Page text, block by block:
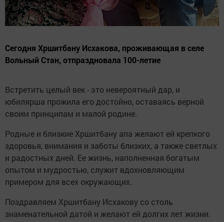
Сегодня Хршитбану Исхакова, проживающая в селе
Вольный Стан, отпраздновала 100-летие
Встретить целый век - это невероятный дар, и
юбилярша прожила его достойно, оставаясь верной
своим принципам и малой родине.
Родные и близкие Хршитбану апа желают ей крепкого
здоровья, внимания и заботы близких, а также светлых
и радостных дней. Ее жизнь, наполненная богатым
опытом и мудростью, служит вдохновляющим
примером для всех окружающих.
Поздравляем Хршитбану Исхакову со столь
знаменательной датой и желают ей долгих лет жизни.